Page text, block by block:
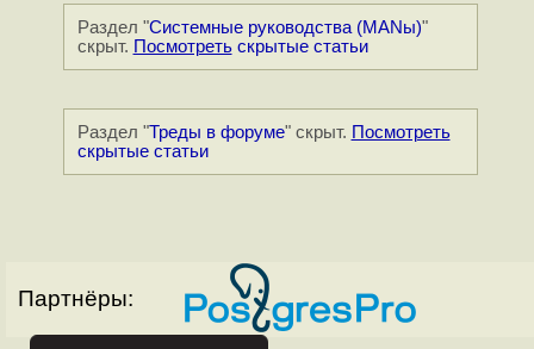
Раздел "Системные руководства (MANы)"
скрыт. Посмотретьскрытые статьи
Раздел "Треды в форуме" скрыт. Посмотреть
скрытые статьи
Партнёры: